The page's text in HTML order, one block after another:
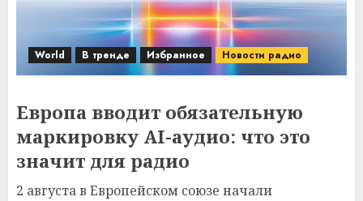
World В тренде Избранное Новости радио
Европа вводит обязательную
маркировку AI-аудио: что это
значит для радио
2 августа в Европейском союзе начали